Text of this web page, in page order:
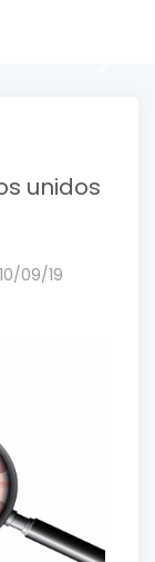
unidos
09/19